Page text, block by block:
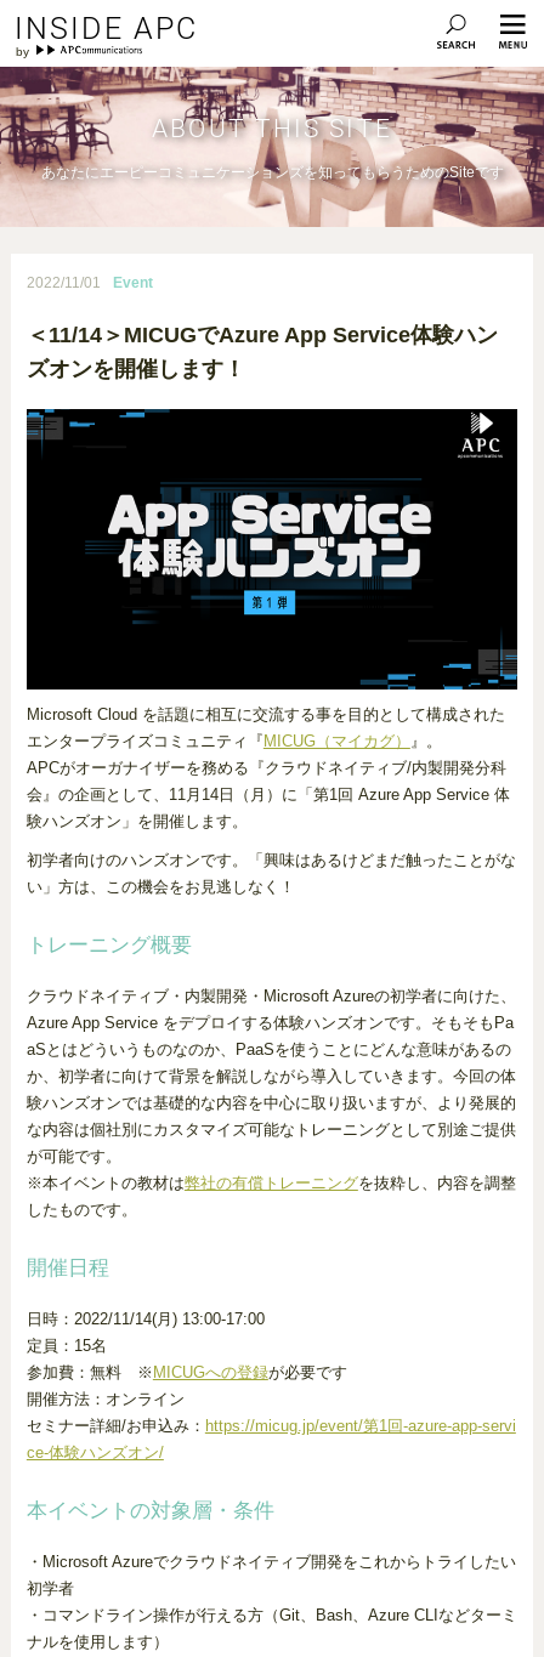
INSIDE APC
ABOUT THIS SITE
あなたにエーピーコミュニケーションズを知ってもらうためのSiteです
2022/11/01 Event
＜11/14＞MICUGでAzure App Service体験ハン
ズオンを開催します！
Microsoft Cloud を話題に相互に交流する事を目的として構成された
エンタープライズコミュニティ『 MICUG（マイカグ） 』。
APCがオーガナイザーを務める『クラウドネイティブ/内製開発分科
会』の企画として、11月14日（月）に「第1回 Azure App Service 体
験ハンズオン」を開催します。
初学者向けのハンズオンです。「興味はあるけどまだ触ったことがな
い」方は、この機会をお見逃しなく！
トレーニング概要
クラウドネイティブ・内製開発・Microsoft Azureの初学者に向けた、
Azure App Service をデプロイする体験ハンズオンです。そもそもPa
aSとはどういうものなのか、PaaSを使うことにどんな意味があるの
か、初学者に向けて背景を解説しながら導入していきます。今回の体
験ハンズオンでは基礎的な内容を中心に取り扱いますが、より発展的
な内容は個社別にカスタマイズ可能なトレーニングとして別途ご提供
が可能です。
※本イベントの教材は弊社の有償トレーニングを抜粋し、内容を調整
したものです。
開催日程
日時：2022/11/14(月) 13:00-17:00
定員：15名
参加費：無料 ※ MICUGへの登録が必要です
開催方法：オンライン
セミナー詳細/お申込み： https://micug.jp/event/第1回-azure-app-servi
ce-体験ハンズオン/
本イベントの対象層・条件
・Microsoft Azureでクラウドネイティブ開発をこれからトライしたい
初学者
・コマンドライン操作が行える方（Git、Bash、Azure CLIなどターミ
ナルを使用します）